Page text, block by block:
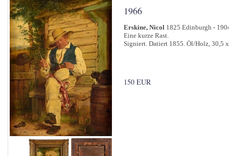
1966
Erskine, Nicol 1825 Edinburgh -
Eine kurze Rast.
Signiert. Datiert 1855. Öl/Holz, 30,5
150 EUR